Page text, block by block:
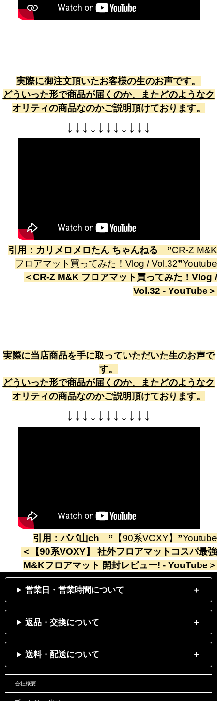
実際に御注文頂いたお客様の生のお声です。
どういった形で商品が届くのか、またどのようなク
オリティの商品なのかご説明頂けております。
↓ ↓ ↓ ↓ ↓ ↓ ↓ ↓ ↓ ↓ ↓
引用： カリメロメロたん ちゃんねる ”CR-Z M&K
フロアマット買ってみた！Vlog / Vol.32”Youtube
＜CR-Z M&K フロアマット買ってみた！Vlog /
Vol.32 - YouTube ＞
実際に当店商品を手に取っていただいた生のお声で
す。
どういった形で商品が届くのか、またどのようなク
オリティの商品なのかご説明頂けております。
↓ ↓ ↓ ↓ ↓ ↓ ↓ ↓ ↓ ↓ ↓
引用：パパ山ch ” 【90系VOXY】 ”Youtube
＜
【90系VOXY】 社外フロアマットコスパ最強
M&Kフロアマット 開封レビュー! - YouTube ＞
営業日・営業時間について
返品・交換について
送料・配送について
会社概要